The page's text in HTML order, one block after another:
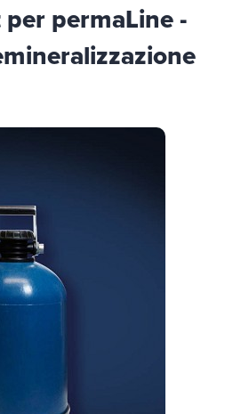
permaLine -